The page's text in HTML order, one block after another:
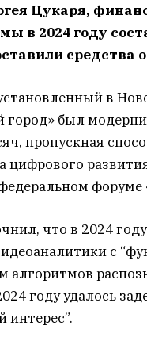
Цукаря,
в 2024 году
средства
в
город» был
пропускная
цифрового
форуме
что в 2024
с
алгоритмов
году удалось
интерес”.